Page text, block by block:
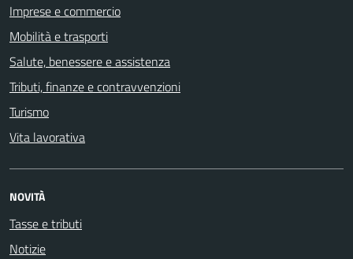
Imprese e commercio
Mobilità e trasporti
Salute, benessere e assistenza
Tributi, finanze e contravvenzioni
Turismo
Vita lavorativa
NOVITÀ
Tasse e tributi
Notizie